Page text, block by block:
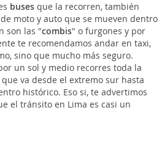
busesque la recorren, también
moto y auto que se mueven dentro
son las "combis" o furgones y por
te recomendamos andar en taxi,
sino que mucho más seguro.
un sol y medio recorres toda la
que va desde el extremo sur hasta
histórico. Eso si, te advertimos
el tránsito en Lima es casi un